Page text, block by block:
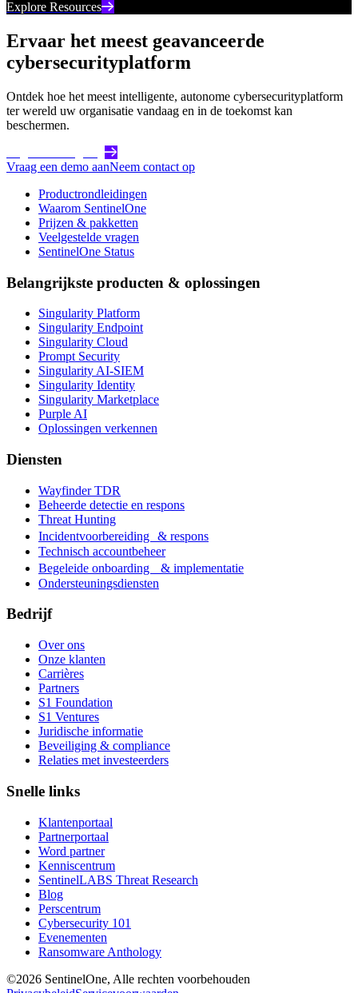
Explore Resources
Ervaar het meest geavanceerde
cybersecurityplatform
Ontdek hoe het meest intelligente, autonome cybersecurityplatform
ter wereld uw organisatie vandaag en in de toekomst kan
beschermen.
Vraag een demo aanNeem contact op
Productrondleidingen
Waarom SentinelOne
Prijzen & pakketten
Veelgestelde vragen
SentinelOne Status
Belangrijkste producten & oplossingen
Singularity Platform
Singularity Endpoint
Singularity Cloud
Prompt Security
Singularity AI-SIEM
Singularity Identity
Singularity Marketplace
Purple AI
Oplossingen verkennen
Diensten
Wayfinder TDR
Beheerde detectie en respons
Threat Hunting
Incidentvoorbereiding & respons
Technisch accountbeheer
Begeleide onboarding & implementatie
Ondersteuningsdiensten
Bedrijf
Over ons
Onze klanten
Carrières
Partners
S1 Foundation
S1 Ventures
Juridische informatie
Beveiliging & compliance
Relaties met investeerders
Snelle links
Klantenportaal
Partnerportaal
Word partner
Kenniscentrum
SentinelLABS Threat Research
Blog
Perscentrum
Cybersecurity 101
Evenementen
Ransomware Anthology
©2026 SentinelOne, Alle rechten voorbehouden